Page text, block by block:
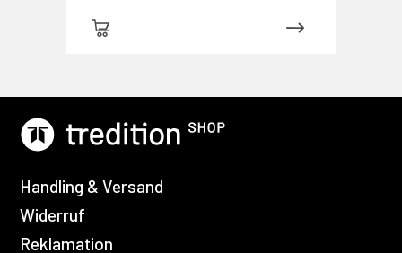
Handling & Versand
Widerruf
Reklamation